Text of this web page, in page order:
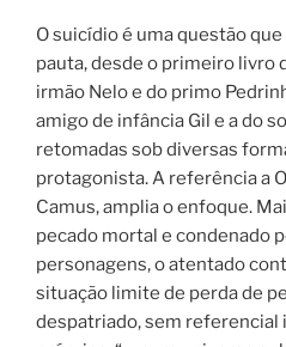
O suicídio é uma questão
pauta, desde o primeiro livro
irmão Nelo e do primo
amigo de infância Gil e a do
retomadas sob diversas
protagonista. A referência a
Camus, amplia o enfoque.
pecado mortal e condenado
personagens, o atentado
situação limite de perda de
despatriado, sem referencial